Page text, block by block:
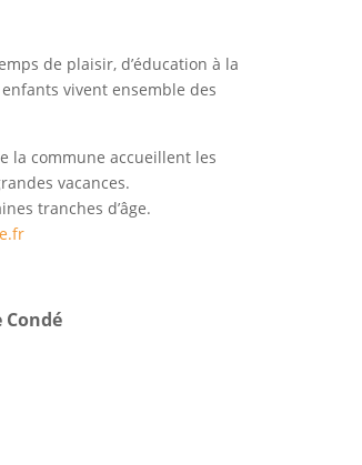
de plaisir, d’éducation à la
vivent ensemble des
la commune accueillent les
vacances.
tranches d’âge.
Condé